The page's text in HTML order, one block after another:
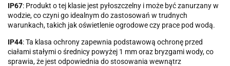
IP67: Produkt o tej klasie jest pyłoszczelny i może być zanurzany w
wodzie, co czyni go idealnym do zastosowań w trudnych
warunkach, takich jak oświetlenie ogrodowe czy prace pod wodą.
IP44: Ta klasa ochrony zapewnia podstawową ochronę przed
ciałami stałymi o średnicy powyżej 1 mm oraz bryzgami wody, co
sprawia, że jest odpowiednia do stosowania wewnątrz